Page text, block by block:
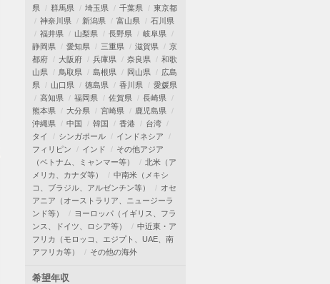
県
群馬県 埼玉県 千葉県
東京都
神奈川県
新潟県 富山県
石川県
福井県
山梨県 長野県
岐阜県
静岡県
愛知県 三重県 滋賀県
京
都府
大阪府 兵庫県 奈良県
和歌
山県
鳥取県 島根県 岡山県
広島
県
山口県 徳島県 香川県
愛媛県
高知県
福岡県 佐賀県
長崎県
熊本県
大分県 宮崎県
鹿児島県
沖縄県
中国 韓国 香港
台湾
タイ
シンガポール
インドネシア
フィリピン
インド
その他アジア
（ベトナム、ミャンマー等）
北米（ア
メリカ、カナダ等）
中南米（メキシ
コ、ブラジル、アルゼンチン等）
オセ
アニア（オーストラリア、ニュージーラ
ンド等）
ヨーロッパ（イギリス、フラ
ンス、ドイツ、ロシア等）
中近東・ア
フリカ（モロッコ、エジプト、UAE、南
アフリカ等）
その他の海外
希望年収